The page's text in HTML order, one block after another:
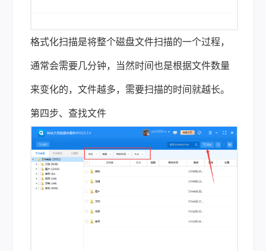
格式化扫描是将整个磁盘文件扫描的一个过程，
通常会需要几分钟，当然时间也是根据文件数量
来变化的，文件越多，需要扫描的时间就越长。
第四步、查找文件